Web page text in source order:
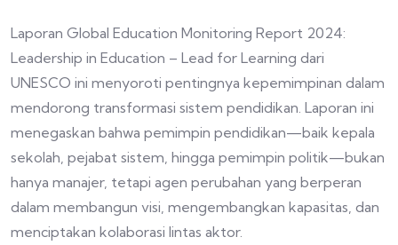
Laporan Global Education Monitoring Report 2024:
Leadership in Education – Lead for Learning dari
UNESCO ini menyoroti pentingnya kepemimpinan dalam
mendorong transformasi sistem pendidikan. Laporan ini
menegaskan bahwa pemimpin pendidikan—baik kepala
sekolah, pejabat sistem, hingga pemimpin politik—bukan
hanya manajer, tetapi agen perubahan yang berperan
dalam membangun visi, mengembangkan kapasitas, dan
menciptakan kolaborasi lintas aktor.